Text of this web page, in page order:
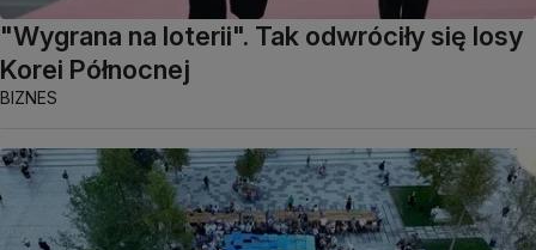
"Wygrana na loterii". Tak odwróciły się losy
Korei Północnej
BIZNES